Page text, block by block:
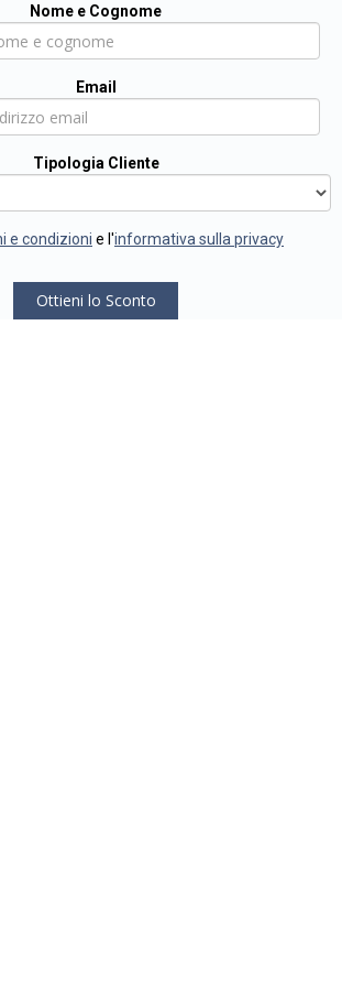
Nome e Cognome
Email
Tipologia Cliente
e condizioni e l'informativa sulla privacy
Ottieni lo Sconto